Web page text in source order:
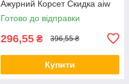
Ажурний Корсет Скидка aiw
Готово до відправки
296,55 ₴ 396,55 ₴
Купити